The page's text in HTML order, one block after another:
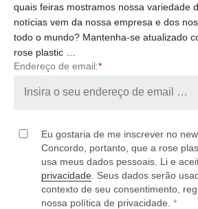
quais feiras mostramos nossa variedade
notícias vem da nossa empresa e dos
todo o mundo? Mantenha-se atualizado
rose plastic …
Endereço de email:*
Eu gostaria de me inscrever no
Concordo, portanto, que a rose
usa meus dados pessoais. Li e
privacidade . Seus dados serão
contexto de seu consentimento,
nossa política de privacidade. *